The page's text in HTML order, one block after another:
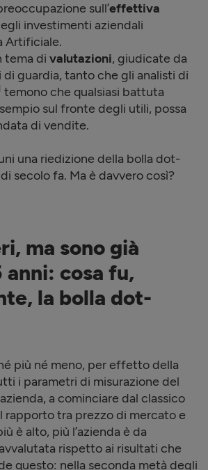
sull’effettiva
investimenti aziendali
Artificiale.
tema di valutazioni, giudicate da
di guardia, tanto che gli analisti di
temono che qualsiasi battuta
sul fronte degli utili, possa
di vendite.
una riedizione della bolla dot-
secolo fa. Ma è davvero così?
ma sono già
anni: cosa fu,
la bolla dot-
più né meno, per effetto della
i parametri di misurazione del
a cominciare dal classico
rapporto tra prezzo di mercato e
è alto, più l’azienda è da
rispetto ai risultati che
questo: nella seconda metà degli